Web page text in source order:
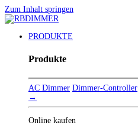
Zum Inhalt springen
PRODUKTE
Produkte
AC Dimmer Dimmer-Controller
→
Online kaufen